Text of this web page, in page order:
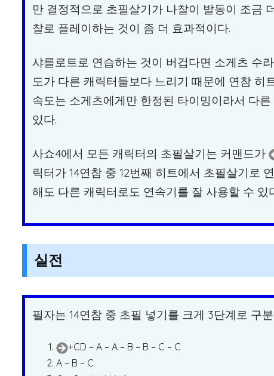
만 결정적으로 초필살기가 나찰이 발동이 조금
찰로 플레이하는 것이 좀 더 효과적이다.
샤를로트로 연습하는 것이 버겁다면 소게츠 수
도가 다른 캐릭터들보다 느리기 때문에 연참
속도는 소게츠에게만 한정된 타이밍이라서 다
있다.
사쇼4에서 모든 캐릭터의 초필살기는 커맨드가
릭터가 14연참 중 12번째 히트에서 초필살기로
해도 다른 캐릭터로도 연속기를 잘 사용할 수 있
실전
필자는 14연참 중 초필 넣기를 크게 3단계로 구
+CD – A – A – B – B – C – C
A – B – C